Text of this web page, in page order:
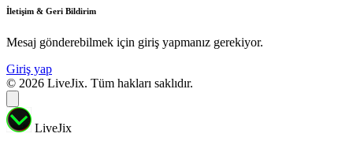
İletişim & Geri Bildirim
Mesaj gönderebilmek için giriş yapmanız gerekiyor.
Giriş yap
© 2026 LiveJix. Tüm hakları saklıdır.
LiveJix